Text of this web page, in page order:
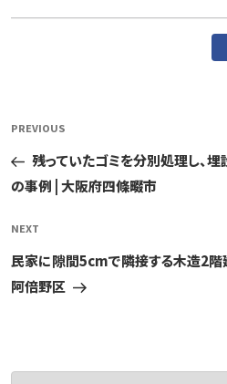
投
ナ
ビ
ゲ
ー
シ
Previous
Post
PREVIOUS
残っていたゴミを分別処理し、
の事例 | 大阪府四條畷市
Next
Post
NEXT
民家に隙間5cmで隣接する木造2階
阿倍野区